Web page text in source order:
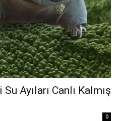
Ayıları Canlı Kalmış
0